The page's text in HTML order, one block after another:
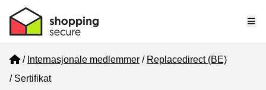
Home
Internasjonale medlemmer
Replacedirect (BE)
Sertifikat